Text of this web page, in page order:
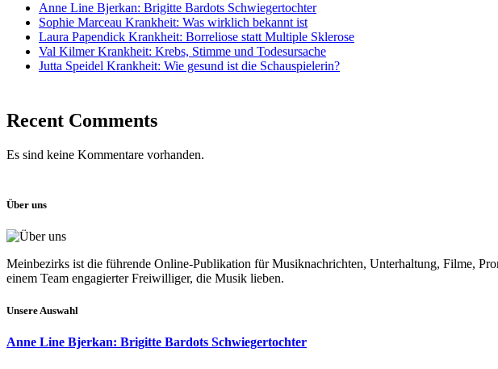
Anne Line Bjerkan: Brigitte Bardots Schwiegertochter
Sophie Marceau Krankheit: Was wirklich bekannt ist
Laura Papendick Krankheit: Borreliose statt Multiple Sklerose
Val Kilmer Krankheit: Krebs, Stimme und Todesursache
Jutta Speidel Krankheit: Wie gesund ist die Schauspielerin?
Recent Comments
Es sind keine Kommentare vorhanden.
Über uns
Meinbezirks ist die führende Online-Publikation für Musiknachrichten, Unterhaltung, Filme,
einem Team engagierter Freiwilliger, die Musik lieben.
Unsere Auswahl
Anne Line Bjerkan: Brigitte Bardots Schwiegertochter